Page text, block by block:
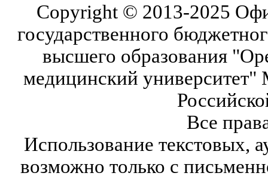
Copyright © 2013-2025
государственного
высшего образования
медицинский университет"
Все
Использование текстовых,
возможно только с